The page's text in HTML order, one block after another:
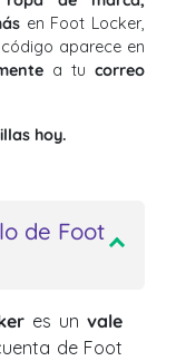
en Foot Locker,
aparece en
a tu correo
hoy.
de Foot
es un vale
de Foot